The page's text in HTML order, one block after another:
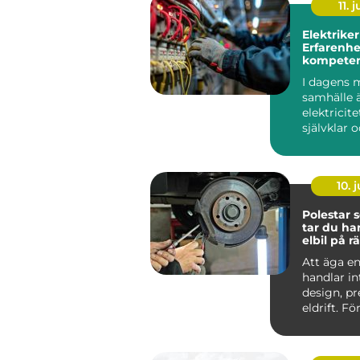
11.
I dagens
samhälle
självklar
v&ar...
10.
Polestar
tar du
elbil på
Att äga
handlar
design,
eldrift.